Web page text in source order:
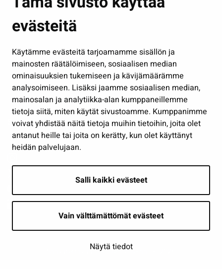
evästeitä
Käytämme evästeitä tarjoamamme sisällön ja
mainosten räätälöimiseen, sosiaalisen median
ominaisuuksien tukemiseen ja kävijämäärämme
analysoimiseen. Lisäksi jaamme sosiaalisen median,
mainosalan ja analytiikka-alan kumppaneillemme
tietoja siitä, miten käytät sivustoamme. Kumppanimme
voivat yhdistää näitä tietoja muihin tietoihin, joita olet
antanut heille tai joita on kerätty, kun olet käyttänyt
heidän palvelujaan.
Salli kaikki evästeet
Vain välttämättömät evästeet
Näytä tiedot
Kasvatus ja opetus
Kulttuuri ja liikunta
Työ ja yrittäminen
Osallistu ja asioi
Näytä omat evästeasetukseni
Seuraa meitä
Saavutettavuusseloste | © Seinäjoki 2026